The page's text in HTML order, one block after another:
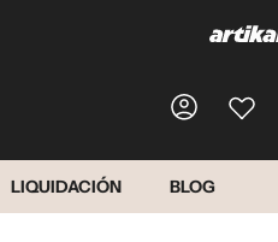
Iniciar sesión
LIQUIDACIÓN BLOG